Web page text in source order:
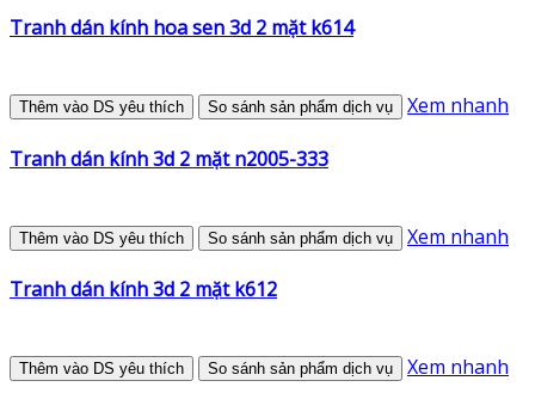
Tranh dán kính hoa sen 3d 2 mặt k614
Thêm vào DS yêu thích So sánh sản phẩm dịch vụ Xem nhanh
Tranh dán kính 3d 2 mặt n2005-333
Thêm vào DS yêu thích So sánh sản phẩm dịch vụ Xem nhanh
Tranh dán kính 3d 2 mặt k612
Thêm vào DS yêu thích So sánh sản phẩm dịch vụ Xem nhanh